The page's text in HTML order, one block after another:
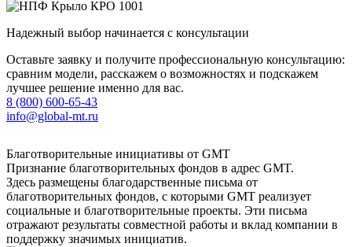
Надежный выбор начинается с консультации
Оставьте заявку и получите профессиональную консультацию:
сравним модели, расскажем о возможностях и подскажем
лучшее решение именно для вас.
8 (800) 600-65-43
info@global-mt.ru
Благотворительные инициативы от GMT
Признание благотворительных фондов в адрес GMT.
Здесь размещены благодарственные письма от
благотворительных фондов, с которыми GMT реализует
социальные и благотворительные проекты. Эти письма
отражают результаты совместной работы и вклад компании в
поддержку значимых инициатив.